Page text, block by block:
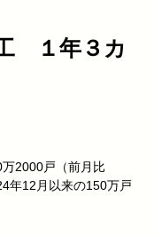
１年３カ
2000戸（前月比
年12月以来の150万戸